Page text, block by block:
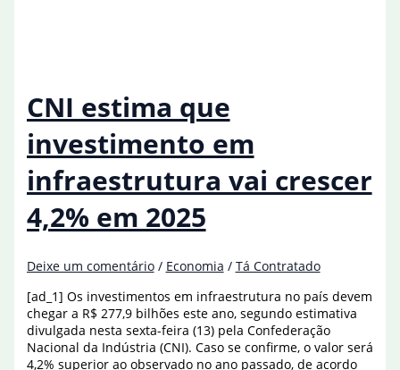
12
bilhões,
estima
diretor
da
PF
CNI estima que
investimento em
infraestrutura vai crescer
4,2% em 2025
Deixe um comentário / Economia / Tá Contratado
[ad_1] Os investimentos em infraestrutura no país devem
chegar a R$ 277,9 bilhões este ano, segundo estimativa
divulgada nesta sexta-feira (13) pela Confederação
Nacional da Indústria (CNI). Caso se confirme, o valor será
4,2% superior ao observado no ano passado, de acordo